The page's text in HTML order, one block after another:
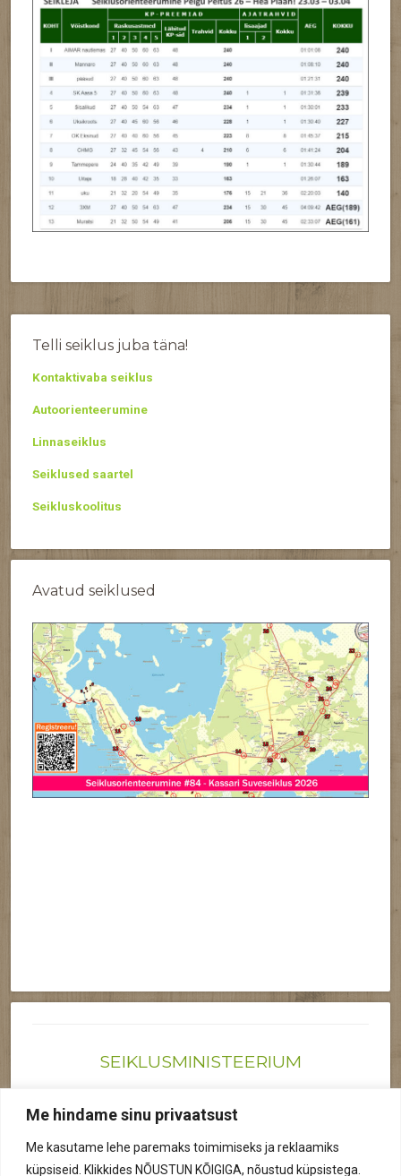
Me hindame sinu privaatsust
Me kasutame lehe paremaks toimimiseks ja reklaamiks
küpsiseid. Klikkides NÕUSTUN KÕIGIGA, nõustud küpsistega.
Telli seiklus juba täna!
Kontaktivaba seiklus
Autoorienteerumine
Linnaseiklus
Seiklused saartel
Seikluskoolitus
Avatud seiklused
SEIKLUSMINISTEERIUM
Reg nr: 12041719